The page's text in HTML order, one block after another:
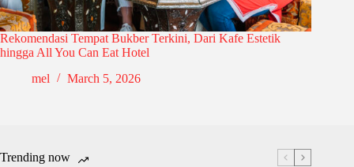
Rekomendasi Tempat Bukber Terkini, Dari Kafe Estetik
hingga All You Can Eat Hotel
mel
March 5, 2026
Trending now